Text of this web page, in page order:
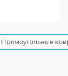
Прямоугольные